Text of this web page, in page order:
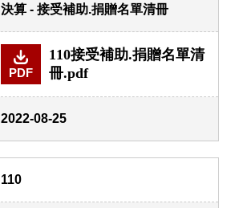
決算 - 接受補助.捐贈名單清冊
PDF
110接受補助.捐贈名單清
冊.pdf
2022-08-25
110